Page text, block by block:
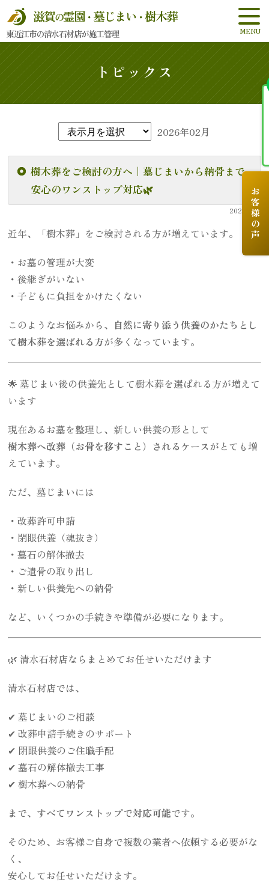
東近江市の清水石材店が施工管理
滋賀の霊園・ 墓じまい ・樹木葬
お客様の声
トピックス
2026年02月
樹木葬をご検討の方へ｜墓じまいから納骨まで
安心のワンストップ対応🌿
2026.2.16
近年、「樹木葬」をご検討される方が増えています。
・お墓の管理が大変
・後継ぎがいない
・子どもに負担をかけたくない
このようなお悩みから、 自然に寄り添う供養のかたちとし
て樹木葬を選ばれる方が多くなっています。
🌟 墓じまい後の供養先として樹木葬を選ばれる方が増えて
います
現在あるお墓を整理し、新しい供養の形として
樹木葬へ改葬（お骨を移すこと）されるケースがとても増
えています。
ただ、墓じまいには
・改葬許可申請
・閉眼供養（魂抜き）
・墓石の解体撤去
・ご遺骨の取り出し
・新しい供養先への納骨
など、いくつかの手続きや準備が必要になります。
🌿 清水石材店ならまとめてお任せいただけます
清水石材店では、
✔ 墓じまいのご相談
✔ 改葬申請手続きのサポート
✔ 閉眼供養のご住職手配
✔ 墓石の解体撤去工事
✔ 樹木葬への納骨
まで、 すべてワンストップで対応可能です。
そのため、お客様ご自身で複数の業者へ依頼する必要がな
く、
安心してお任せいただけます。